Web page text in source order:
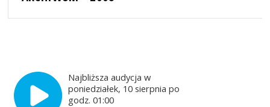
Najbliższa audycja w
poniedziałek, 10 sierpnia po
godz. 01:00